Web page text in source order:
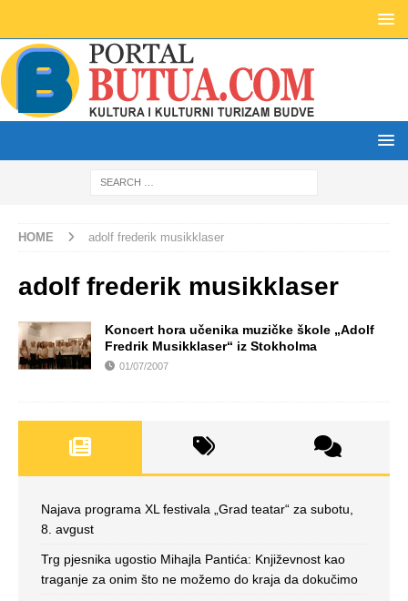
HOME adolf frederik musikklaser
adolf frederik musikklaser
Koncert hora učenika muzičke škole „Adolf
Fredrik Musikklaser“ iz Stokholma
01/07/2007
Najava programa XL festivala „Grad teatar“ za subotu,
8. avgust
Trg pjesnika ugostio Mihajla Pantića: Književnost kao
traganje za onim što ne možemo do kraja da dokučimo